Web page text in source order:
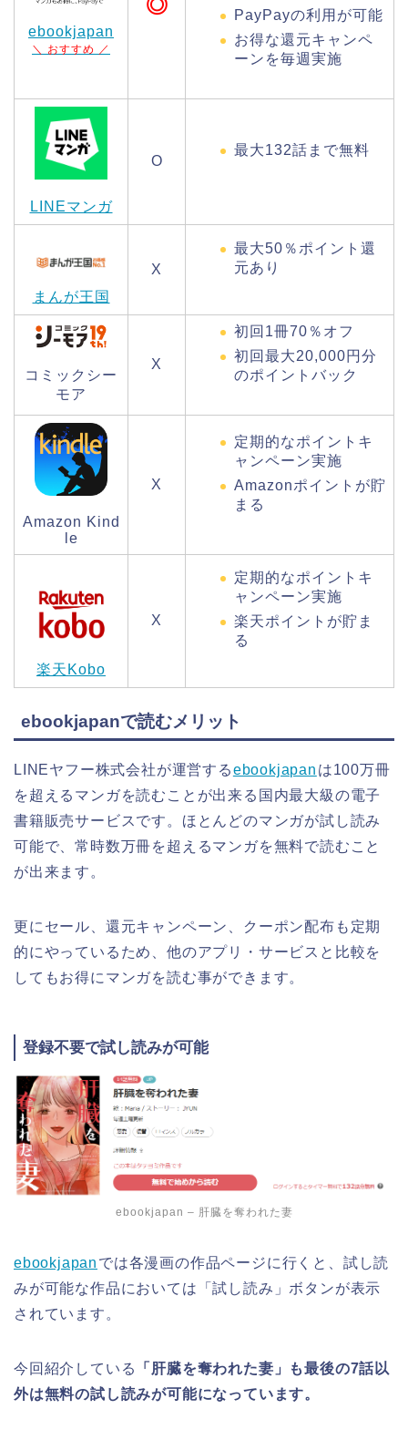
ebookjapan
＼ おすすめ ／
◎
PayPayの利用が可能
お得な還元キャンペ
ーンを毎週実施
LINEマンガ
O
最大132話まで無料
まんが王国
X
最大50％ポイント還
元あり
コミックシー
モア
X
初回1冊70％オフ
初回最大20,000円分
のポイントバック
Amazon Kind
le
X
定期的なポイントキ
ャンペーン実施
Amazonポイントが貯
まる
楽天Kobo
X
定期的なポイントキ
ャンペーン実施
楽天ポイントが貯ま
る
ebookjapanで読むメリット
LINEヤフー株式会社が運営するebookjapan は100万冊
を超えるマンガを読むことが出来る国内最大級の電子
書籍販売サービスです。ほとんどのマンガが試し読み
可能で、常時数万冊を超えるマンガを無料で読むこと
が出来ます。
更にセール、還元キャンペーン、クーポン配布も定期
的にやっているため、他のアプリ・サービスと比較を
してもお得にマンガを読む事ができます。
登録不要で試し読みが可能
ebookjapan – 肝臓を奪われた妻
ebookjapan では各漫画の作品ページに行くと、試し読
みが可能な作品においては「試し読み」ボタンが表示
されています。
今回紹介している
「肝臓を奪われた妻」も最後の7話以
外は無料の試し読みが可能になっています。